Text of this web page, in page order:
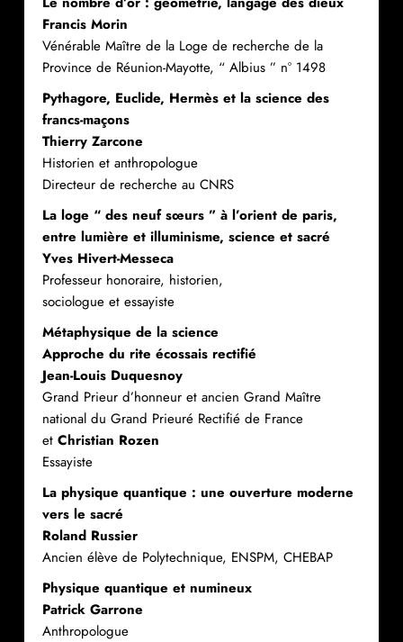
Francis Morin
Vénérable Maître de la Loge de recherche de la
Province de Réunion-Mayotte, “ Albius ” n° 1498
Pythagore, Euclide, Hermès et la science des
francs-maçons
Thierry Zarcone
Historien et anthropologue
Directeur de recherche au CNRS
La loge “ des neuf sœurs ” à l’orient de paris,
entre lumière et illuminisme, science et sacré
Yves Hivert-Messeca
Professeur honoraire, historien,
sociologue et essayiste
Métaphysique de la science
Approche du rite écossais rectifié
Jean-Louis Duquesnoy
Grand Prieur d’honneur et ancien Grand Maître
national du Grand Prieuré Rectifié de France
et Christian Rozen
Essayiste
La physique quantique : une ouverture moderne
vers le sacré
Roland Russier
Ancien élève de Polytechnique, ENSPM, CHEBAP
Physique quantique et numineux
Patrick Garrone
Anthropologue